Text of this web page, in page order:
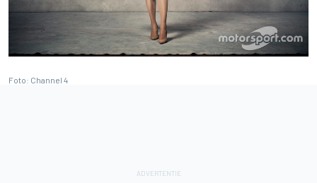
Foto: Channel 4